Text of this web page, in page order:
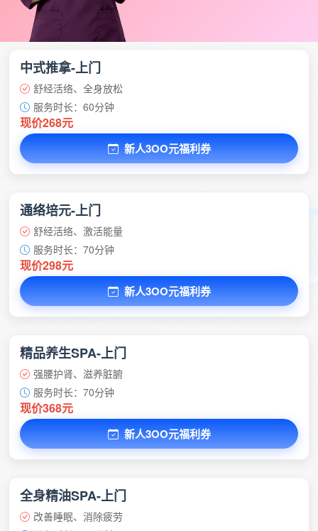
中式推拿-上门
舒经活络、全身放松
服务时长：60分钟
现价268元
新人3OO元福利券
通络培元-上门
舒经活络、激活能量
服务时长：70分钟
现价298元
新人3OO元福利券
精品养生SPA-上门
强腰护肾、滋养脏腑
服务时长：70分钟
现价368元
新人3OO元福利券
全身精油SPA-上门
改善睡眠、消除疲劳